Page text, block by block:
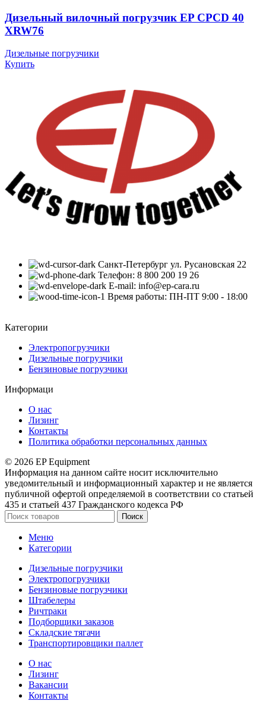
Дизельный вилочный погрузчик EP CPCD 40
XRW76
Дизельные погрузчики
Купить
Санкт-Петербург ул. Русановская 22
Телефон: 8 800 200 19 26
E-mail: info@ep-cara.ru
Время работы: ПН-ПТ 9:00 - 18:00
Категории
Электропогрузчики
Дизельные погрузчики
Бензиновые погрузчики
Информаци
О нас
Лизинг
Контакты
Политика обработки персональных данных
© 2026 EP Equipment
Информация на данном сайте носит исключительно
уведомительный и информационный характер и не является
публичной офертой определяемой в соответствии со статьей
435 и статьей 437 Гражданского кодекса РФ
Поиск
Меню
Категории
Дизельные погрузчики
Электропогрузчики
Бензиновые погрузчики
Штабелеры
Ричтраки
Подборщики заказов
Складские тягачи
Транспортировщики паллет
О нас
Лизинг
Вакансии
Контакты